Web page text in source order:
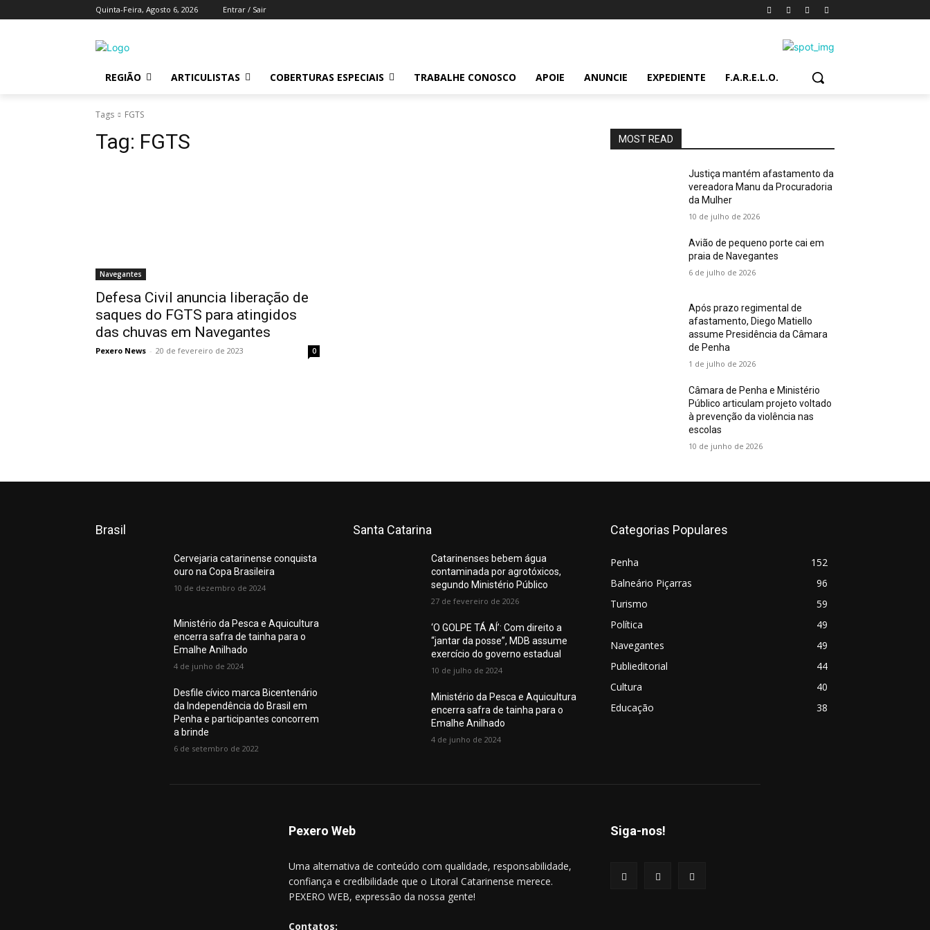
Quinta-Feira, Agosto 6, 2026 Entrar / Sair
REGIÃO ARTICULISTAS COBERTURAS ESPECIAIS TRABALHE CONOSCO APOIE ANUNCIE EXPEDIENTE F.A.R.E.L.O.
Tags FGTS
Tag: FGTS
Navegantes
Defesa Civil anuncia liberação de
saques do FGTS para atingidos
das chuvas em Navegantes
Pexero News - 20 de fevereiro de 2023 0
MOST READ
Justiça mantém afastamento da
vereadora Manu da Procuradoria
da Mulher
10 de julho de 2026
Avião de pequeno porte cai em
praia de Navegantes
6 de julho de 2026
Após prazo regimental de
afastamento, Diego Matiello
assume Presidência da Câmara
de Penha
1 de julho de 2026
Câmara de Penha e Ministério
Público articulam projeto voltado
à prevenção da violência nas
escolas
10 de junho de 2026
Brasil
Cervejaria catarinense conquista
ouro na Copa Brasileira
10 de dezembro de 2024
Ministério da Pesca e Aquicultura
encerra safra de tainha para o
Emalhe Anilhado
4 de junho de 2024
Desfile cívico marca Bicentenário
da Independência do Brasil em
Penha e participantes concorrem
a brinde
6 de setembro de 2022
Santa Catarina
Catarinenses bebem água
contaminada por agrotóxicos,
segundo Ministério Público
27 de fevereiro de 2026
‘O GOLPE TÁ AÍ’: Com direito a
“jantar da posse”, MDB assume
exercício do governo estadual
10 de julho de 2024
Ministério da Pesca e Aquicultura
encerra safra de tainha para o
Emalhe Anilhado
4 de junho de 2024
Categorias Populares
Penha
152
Balneário Piçarras
96
Turismo
59
Política
49
Navegantes
49
Publieditorial
44
Cultura
40
Educação
38
Pexero Web
Uma alternativa de conteúdo com qualidade, responsabilidade,
confiança e credibilidade que o Litoral Catarinense merece.
PEXERO WEB, expressão da nossa gente!
Contatos:
Siga-nos!